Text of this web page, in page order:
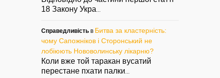
18 Закону Укра
Справедливість в Битва за кластерність:
чому Сапожніков і Сторонський не
лобіюють Нововолинську лікарню?
Коли вже той таракан вусатий
перестане пхати палки